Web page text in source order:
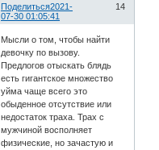
Поделиться 14
2021-
07-30 01:05:41
Мысли о том, чтобы найти
девочку по вызову.
Предлогов отыскать блядь
есть гигантское множество
уйма чаще всего это
обыденное отсутствие или
недостаток траха. Трах с
мужчиной восполняет
физические, но зачастую и